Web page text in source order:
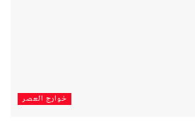
خوارج العصر